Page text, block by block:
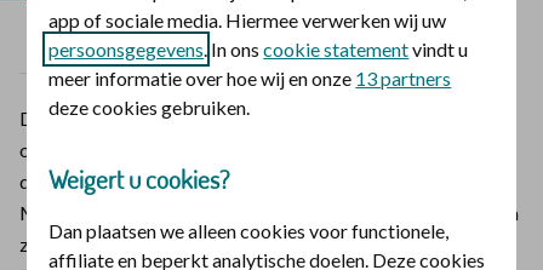
2025 2026
De vergoeding is bedoeld voor kwetsbare ouderen. Doel is
om hen te helpen terugkeren naar huis om zo goed mogelijk
deel te kunnen blijven nemen aan het maatschappelijk leven.
Meestal krijgen zij deze zorg nadat zij zijn opgenomen in een
ziekenhuis voor een medisch specialistische behandeling.
app of sociale media. Hiermee verwerken wij uw
persoonsgegevens. In onscookie statementvindt u
meer informatie over hoe wij en onze 13 partners
deze cookies gebruiken.
Weigert u cookies?
Dan plaatsen we alleen cookies voor functionele,
affiliate en beperkt analytische doelen. Deze cookies